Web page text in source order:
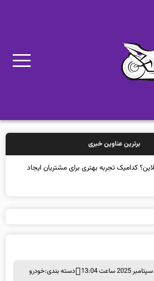
برترین عناوین خبری
کدامیک تجربه بهتری برای مشتریان ایجاد
دسته بندی:خودرو